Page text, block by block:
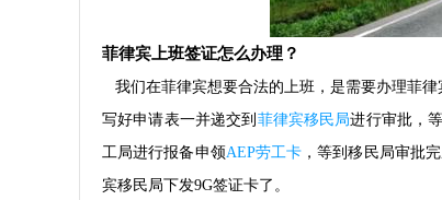
菲律宾上班签证怎么办理？
我们在菲律宾想要合法的上班，是需要办理菲
写好申请表一并递交到 菲律宾移民局进行审批，
工局进行报备申领AEP劳工卡 ，等到移民局审批
宾移民局下发9G签证卡了。